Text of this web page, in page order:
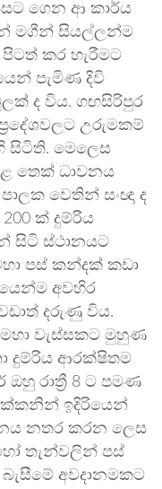
ගෙන ආ කාර්ය
මගීන් සියල්ලන්ම
කර හැරීමට
පැමිණ දිවි
ද විය. ගඟසිරිපුර
උරුමකම්
සිටිති. මෙලෙස
තෙක් ධාවනය
වෙතින් සංඥා ද
ක් දුම්රිය
සිටි ස්ථානයට
පස් කන්දක් කඩා
අවහිර
දරුණු විය.
වැස්සකට මුහුණ
දුම්රිය ආරක්ෂිතම
රාත්‍රී 8 ට පමණ
ඉදිරියෙන්
නතර කරන ලෙස
තැන්වලින් පස්
බැසීමේ අවදානමකට